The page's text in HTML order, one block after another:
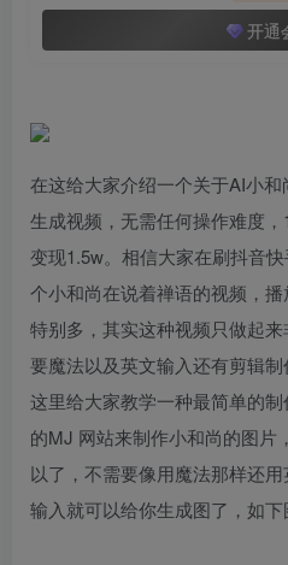
开通
在这给大家介绍一个关于AI小
生成视频，无需任何操作难度
变现1.5w。相信大家在刷抖音
个小和尚在说着禅语的视频，
特别多，其实这种视频只做起
要魔法以及英文输入还有剪辑
这里给大家教学一种最简单的
的MJ 网站来制作小和尚的图片
以了，不需要像用魔法那样还
输入就可以给你生成图了，如下